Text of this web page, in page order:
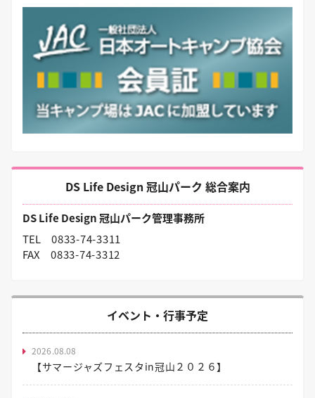
DS Life Design 冠山パーク 総合案内
DS Life Design 冠山パーク管理事務所
TEL 0833-74-3311
FAX 0833-74-3312
イベント・行事予定
2026.08.08
【サマージャズフェスタin冠山２０２６】